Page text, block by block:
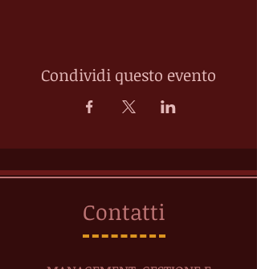
Condividi questo evento
Contatti